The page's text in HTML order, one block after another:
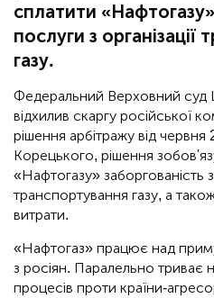
сплатити
послуги з організації
газу.
Федеральний Верховний суд
відхилив скаргу російської
рішення арбітражу від
Корецького, рішення
«Нафтогазу» заборгованість
транспортування газу, а
витрати.
«Нафтогаз» працює над
з росіян. Паралельно триває
процесів проти країни-